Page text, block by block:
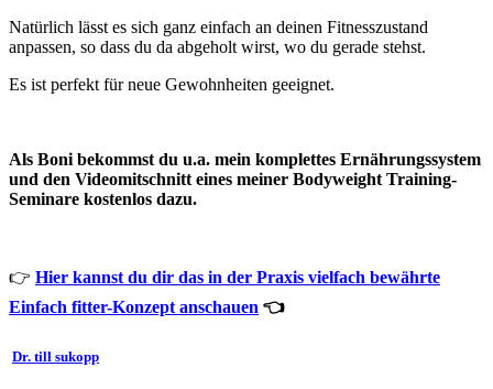
Natürlich lässt es sich ganz einfach an deinen Fitnesszustand
anpassen, so dass du da abgeholt wirst, wo du gerade stehst.
Es ist perfekt für neue Gewohnheiten geeignet.
Als Boni bekommst du u.a. mein komplettes Ernährungssystem
und den Videomitschnitt eines meiner Bodyweight Training-
Seminare kostenlos dazu.
👉 Hier kannst du dir das in der Praxis vielfach bewährte
Einfach fitter-Konzept anschauen 👈
Dr. till sukopp